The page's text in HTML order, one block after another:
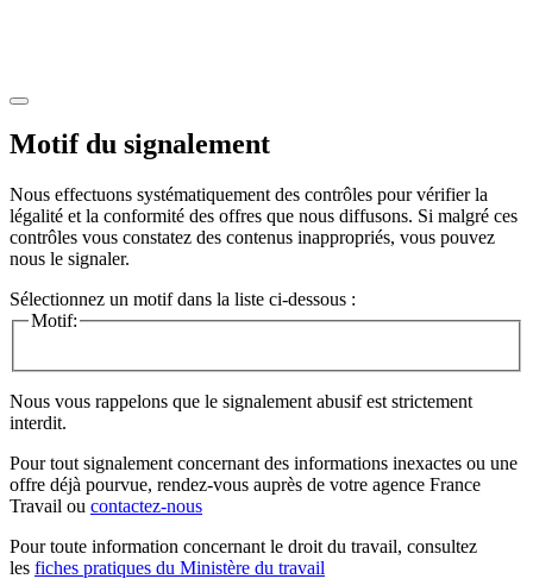
Motif du signalement
Nous effectuons systématiquement des contrôles pour vérifier la
légalité et la conformité des offres que nous diffusons. Si malgré ces
contrôles vous constatez des contenus inappropriés, vous pouvez
nous le signaler.
Sélectionnez un motif dans la liste ci-dessous :
Motif:
Nous vous rappelons que le signalement abusif est strictement
interdit.
Pour tout signalement concernant des informations inexactes ou une
offre déjà pourvue, rendez-vous auprès de votre agence France
Travail ou contactez-nous
Pour toute information concernant le droit du travail, consultez
les fiches pratiques du Ministère du travail